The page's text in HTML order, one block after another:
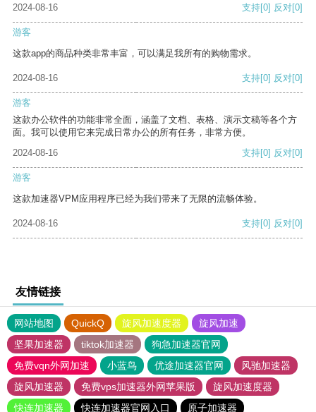
2024-08-16 支持[0] 反对[0]
游客
这款app的商品种类非常丰富，可以满足我所有的购物需求。
2024-08-16 支持[0] 反对[0]
游客
这款办公软件的功能非常全面，涵盖了文档、表格、演示文稿等各个方
面。我可以使用它来完成日常办公的所有任务，非常方便。
2024-08-16
支持[0] 反对[0]
游客
这款加速器VPM应用程序已经为我们带来了无限的流畅体验。
2024-08-16 支持[0] 反对[0]
友情链接
网站地图 QuickQ 旋风加速度器
旋风加速
坚果加速器
tiktok加速器
狗急加速器官网
免费vqn外网加速
小蓝鸟 优途加速器官网
风驰加速器
旋风加速器
免费vps加速器外网苹果版
旋风加速度器
快连加速器
快连加速器官网入口 原子加速器